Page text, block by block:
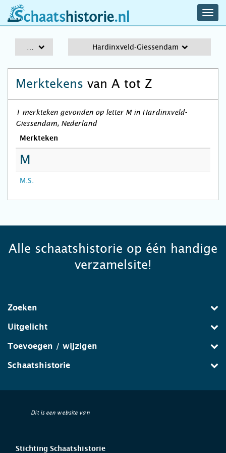
schaatshistorie.nl
Hardinxveld-Giessendam
Merktekens van A tot Z
1 merkteken gevonden op letter M in Hardinxveld-
Giessendam, Nederland
Merkteken
M
M.S.
Alle schaatshistorie op één handige
verzamelsite!
Zoeken
Uitgelicht
Toevoegen / wijzigen
Schaatshistorie
Dit is een website van
Stichting Schaatshistorie